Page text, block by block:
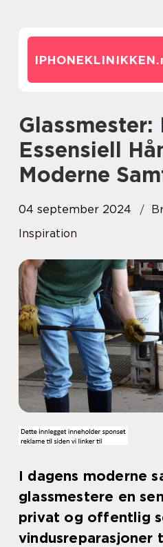
IPHONEKLINIKKEN.
Glassmester: En
Essensiell
Moderne
04 september 2024
Inspiration
I dagens moderne
glassmestere en
privat og offentlig
vindusreparasjoner